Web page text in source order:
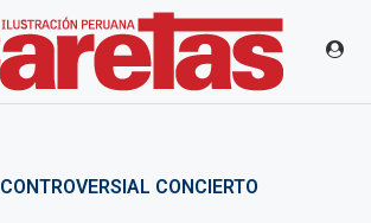
CONTROVERSIAL CONCIERTO